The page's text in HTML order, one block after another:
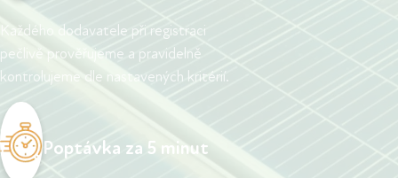
Každého dodavatele při registraci
pečlivě prověřujeme a pravidelně
kontrolujeme dle nastavených kritérií.
Poptávka za 5 minut